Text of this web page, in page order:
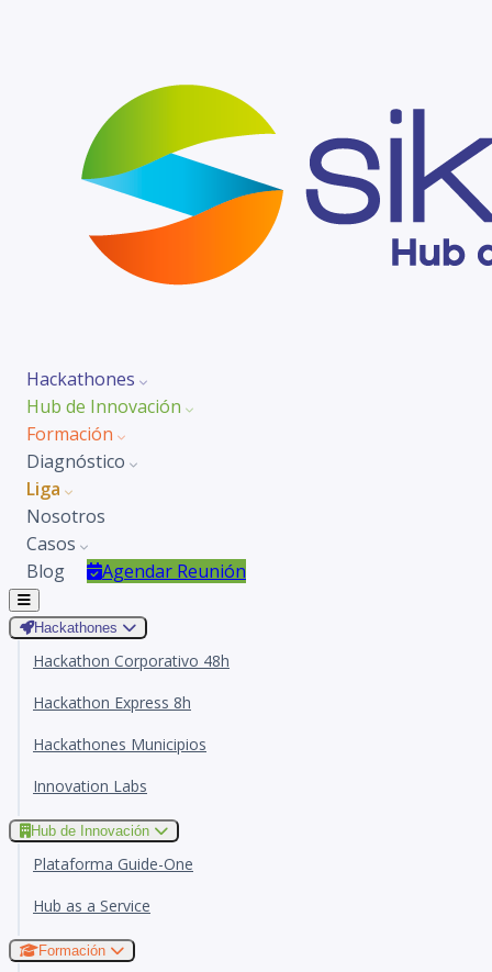
Hackathones
Hub de Innovación
Formación
Diagnóstico
Liga
Nosotros
Casos
Blog
Agendar Reunión
Hackathones
Hackathon Corporativo 48h
Hackathon Express 8h
Hackathones Municipios
Innovation Labs
Hub de Innovación
Plataforma Guide-One
Hub as a Service
Formación